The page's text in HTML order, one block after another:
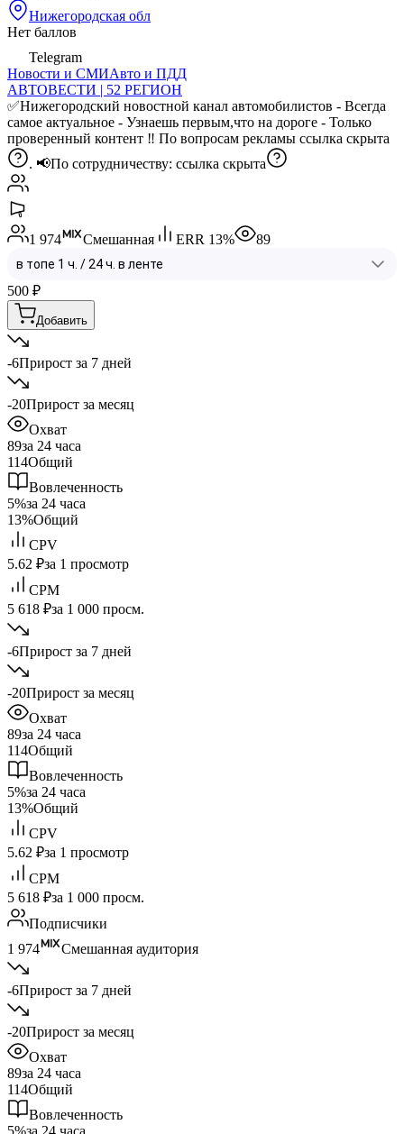
Нижегородская обл
Нет баллов
Telegram
Новости и СМИАвто и ПДД
АВТОВЕСТИ | 52 РЕГИОН
✅Нижегородский новостной канал автомобилистов - Всегда
самое актуальное - Узнаешь первым,что на дороге - Только
проверенный контент ‼️ По вопросам рекламы ссылка скрыта
. 📢По сотрудничеству: ссылка скрыта
1 974 Смешанная ERR 13% 89
500 ₽
Добавить
-6Прирост за 7 дней
-20Прирост за месяц
Охват
89за 24 часа
114Общий
Вовлеченность
5%за 24 часа
13%Общий
CPV
5.62 ₽за 1 просмотр
CPM
5 618 ₽за 1 000 просм.
-6Прирост за 7 дней
-20Прирост за месяц
Охват
89за 24 часа
114Общий
Вовлеченность
5%за 24 часа
13%Общий
CPV
5.62 ₽за 1 просмотр
CPM
5 618 ₽за 1 000 просм.
Подписчики
1 974
Смешанная аудитория
-6Прирост за 7 дней
-20Прирост за месяц
Охват
89за 24 часа
114Общий
Вовлеченность